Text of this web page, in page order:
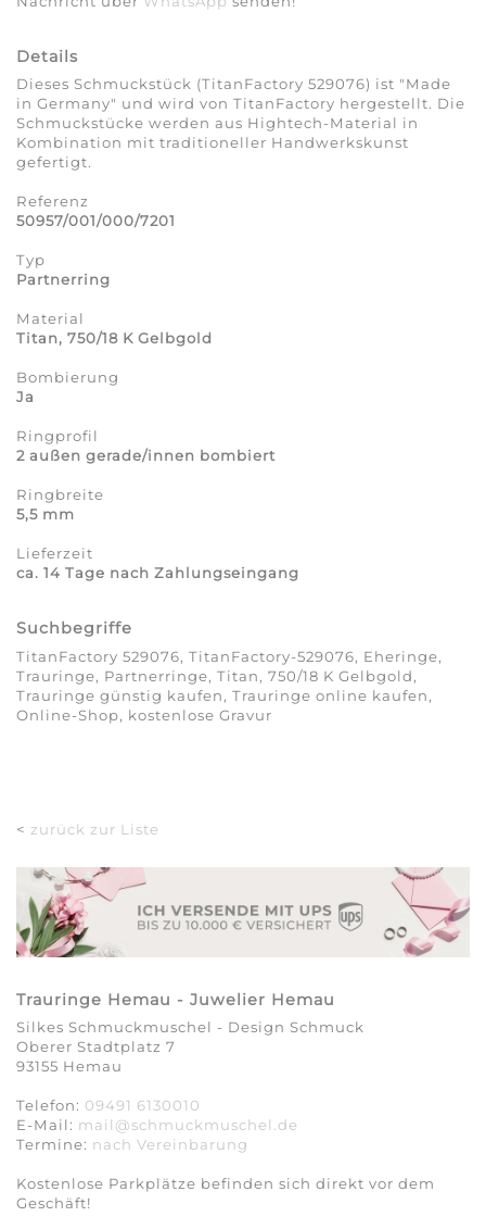
Details
Dieses Schmuckstück (TitanFactory 529076) ist "Made
in Germany" und wird von TitanFactory hergestellt. Die
Schmuckstücke werden aus Hightech-Material in
Kombination mit traditioneller Handwerkskunst
gefertigt.
Referenz
50957/001/000/7201
Typ
Partnerring
Material
Titan, 750/18 K Gelbgold
Bombierung
Ja
Ringprofil
2 außen gerade/innen bombiert
Ringbreite
5,5 mm
Lieferzeit
ca. 14 Tage nach Zahlungseingang
Suchbegriffe
TitanFactory 529076, TitanFactory-529076, Eheringe,
Trauringe, Partnerringe, Titan, 750/18 K Gelbgold,
Trauringe günstig kaufen, Trauringe online kaufen,
Online-Shop, kostenlose Gravur
< zurück zur Liste
Trauringe Hemau - Juwelier Hemau
Silkes Schmuckmuschel - Design Schmuck
Oberer Stadtplatz 7
93155 Hemau
Telefon: 09491 6130010
E-Mail: mail@schmuckmuschel.de
Termine: nach Vereinbarung​​​​​​​
Kostenlose Parkplätze befinden sich direkt vor dem
Geschäft!